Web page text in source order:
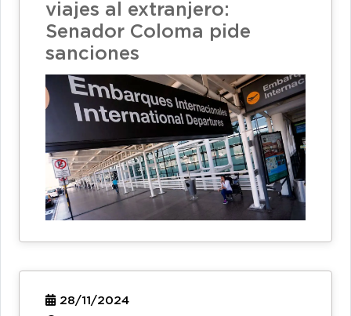
viajes al extranjero:
Senador Coloma pide
sanciones
28/11/2024